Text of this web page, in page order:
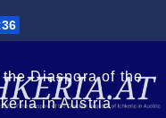
Diaspora of the
in Austria